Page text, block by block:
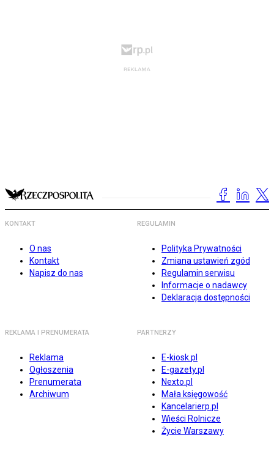
KONTAKT
O nas
Kontakt
Napisz do nas
REGULAMIN
Polityka Prywatności
Zmiana ustawień zgód
Regulamin serwisu
Informacje o nadawcy
Deklaracja dostępności
REKLAMA I PRENUMERATA
Reklama
Ogłoszenia
Prenumerata
Archiwum
PARTNERZY
E-kiosk.pl
E-gazety.pl
Nexto.pl
Mała księgowość
Kancelarierp.pl
Wieści Rolnicze
Życie Warszawy